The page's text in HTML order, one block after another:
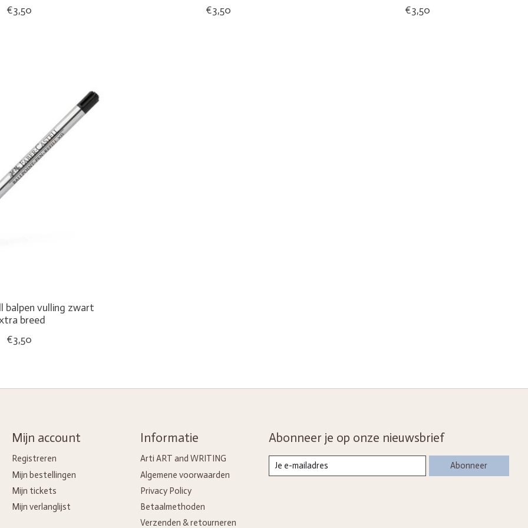
€3,50
€3,50
€3,50
balpen vulling zwart
breed
€3,50
Mijn account
Registreren
Mijn bestellingen
Mijn tickets
Mijn verlanglijst
Informatie
Arti ART and WRITING
Algemene voorwaarden
Privacy Policy
Betaalmethoden
Verzenden & retourneren
Abonneer je op onze nieuwsbrief
Abonneer